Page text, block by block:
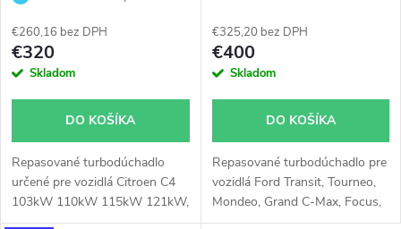
€260,16 bez DPH
€320
Skladom
DO KOŠÍKA
Repasované turbodúchadlo
určené pre vozidlá Citroen C4
103kW 110kW 115kW 121kW,
C5 110kW 115kW, DS3
€325,20 bez DPH
€400
Skladom
DO KOŠÍKA
Repasované turbodúchadlo pre
vozidlá Ford Transit, Tourneo,
Mondeo, Grand C-Max, Focus,
C-Max, Citroen Spacetourer,